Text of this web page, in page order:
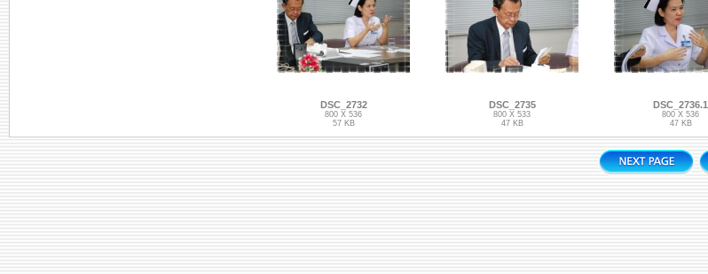
DSC_2732
800 X 536
57 KB
DSC_2735
800 X 533
47 KB
DSC_2736.1
800 X 536
47 KB